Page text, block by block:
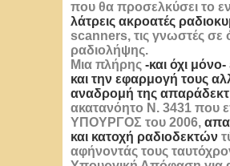
που θα προσελκύσει το
λάτρεις ακροατές
scanners, τις γνωστές σε
ραδιολήψης.
Μια πλήρης -και όχι
και την εφαρμογή τους
αναδρομή της
ακατανόητο Ν. 3431
ΥΠΟΥΡΓΟΣ του 2006,
και κατοχή ραδιοδεκτών
αφήνοντάς τους